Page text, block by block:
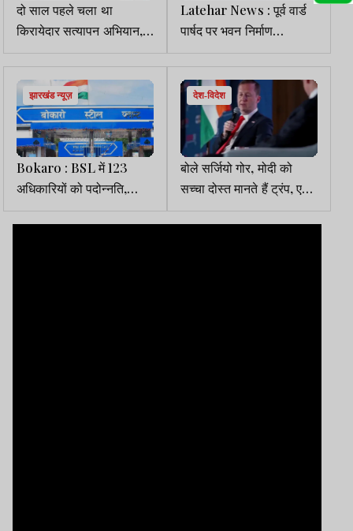
दो साल पहले चला था
किरायेदार सत्यापन अभियान,
आज रांची के छह थानों में एक
भी रिकॉर्ड नहीं
Latehar News : पूर्व वार्ड
पार्षद पर भवन निर्माण
नियमावली का पालन नहीं करने
का आरोप
झारखंड न्यूज़
Bokaro : BSL में 123
अधिकारियों को पदोन्नति,
विभिन्न ग्रेड के प्रमोशन आदेश
जारी
देश-विदेश
बोले सर्जियो गोर, मोदी को
सच्चा दोस्त मानते हैं ट्रंप, एक
बार सुबह 6 बजे फोन करने को
तैयार थे